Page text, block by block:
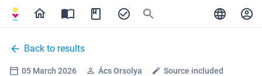
Back to results
05 March 2026 Ács Orsolya
Source included